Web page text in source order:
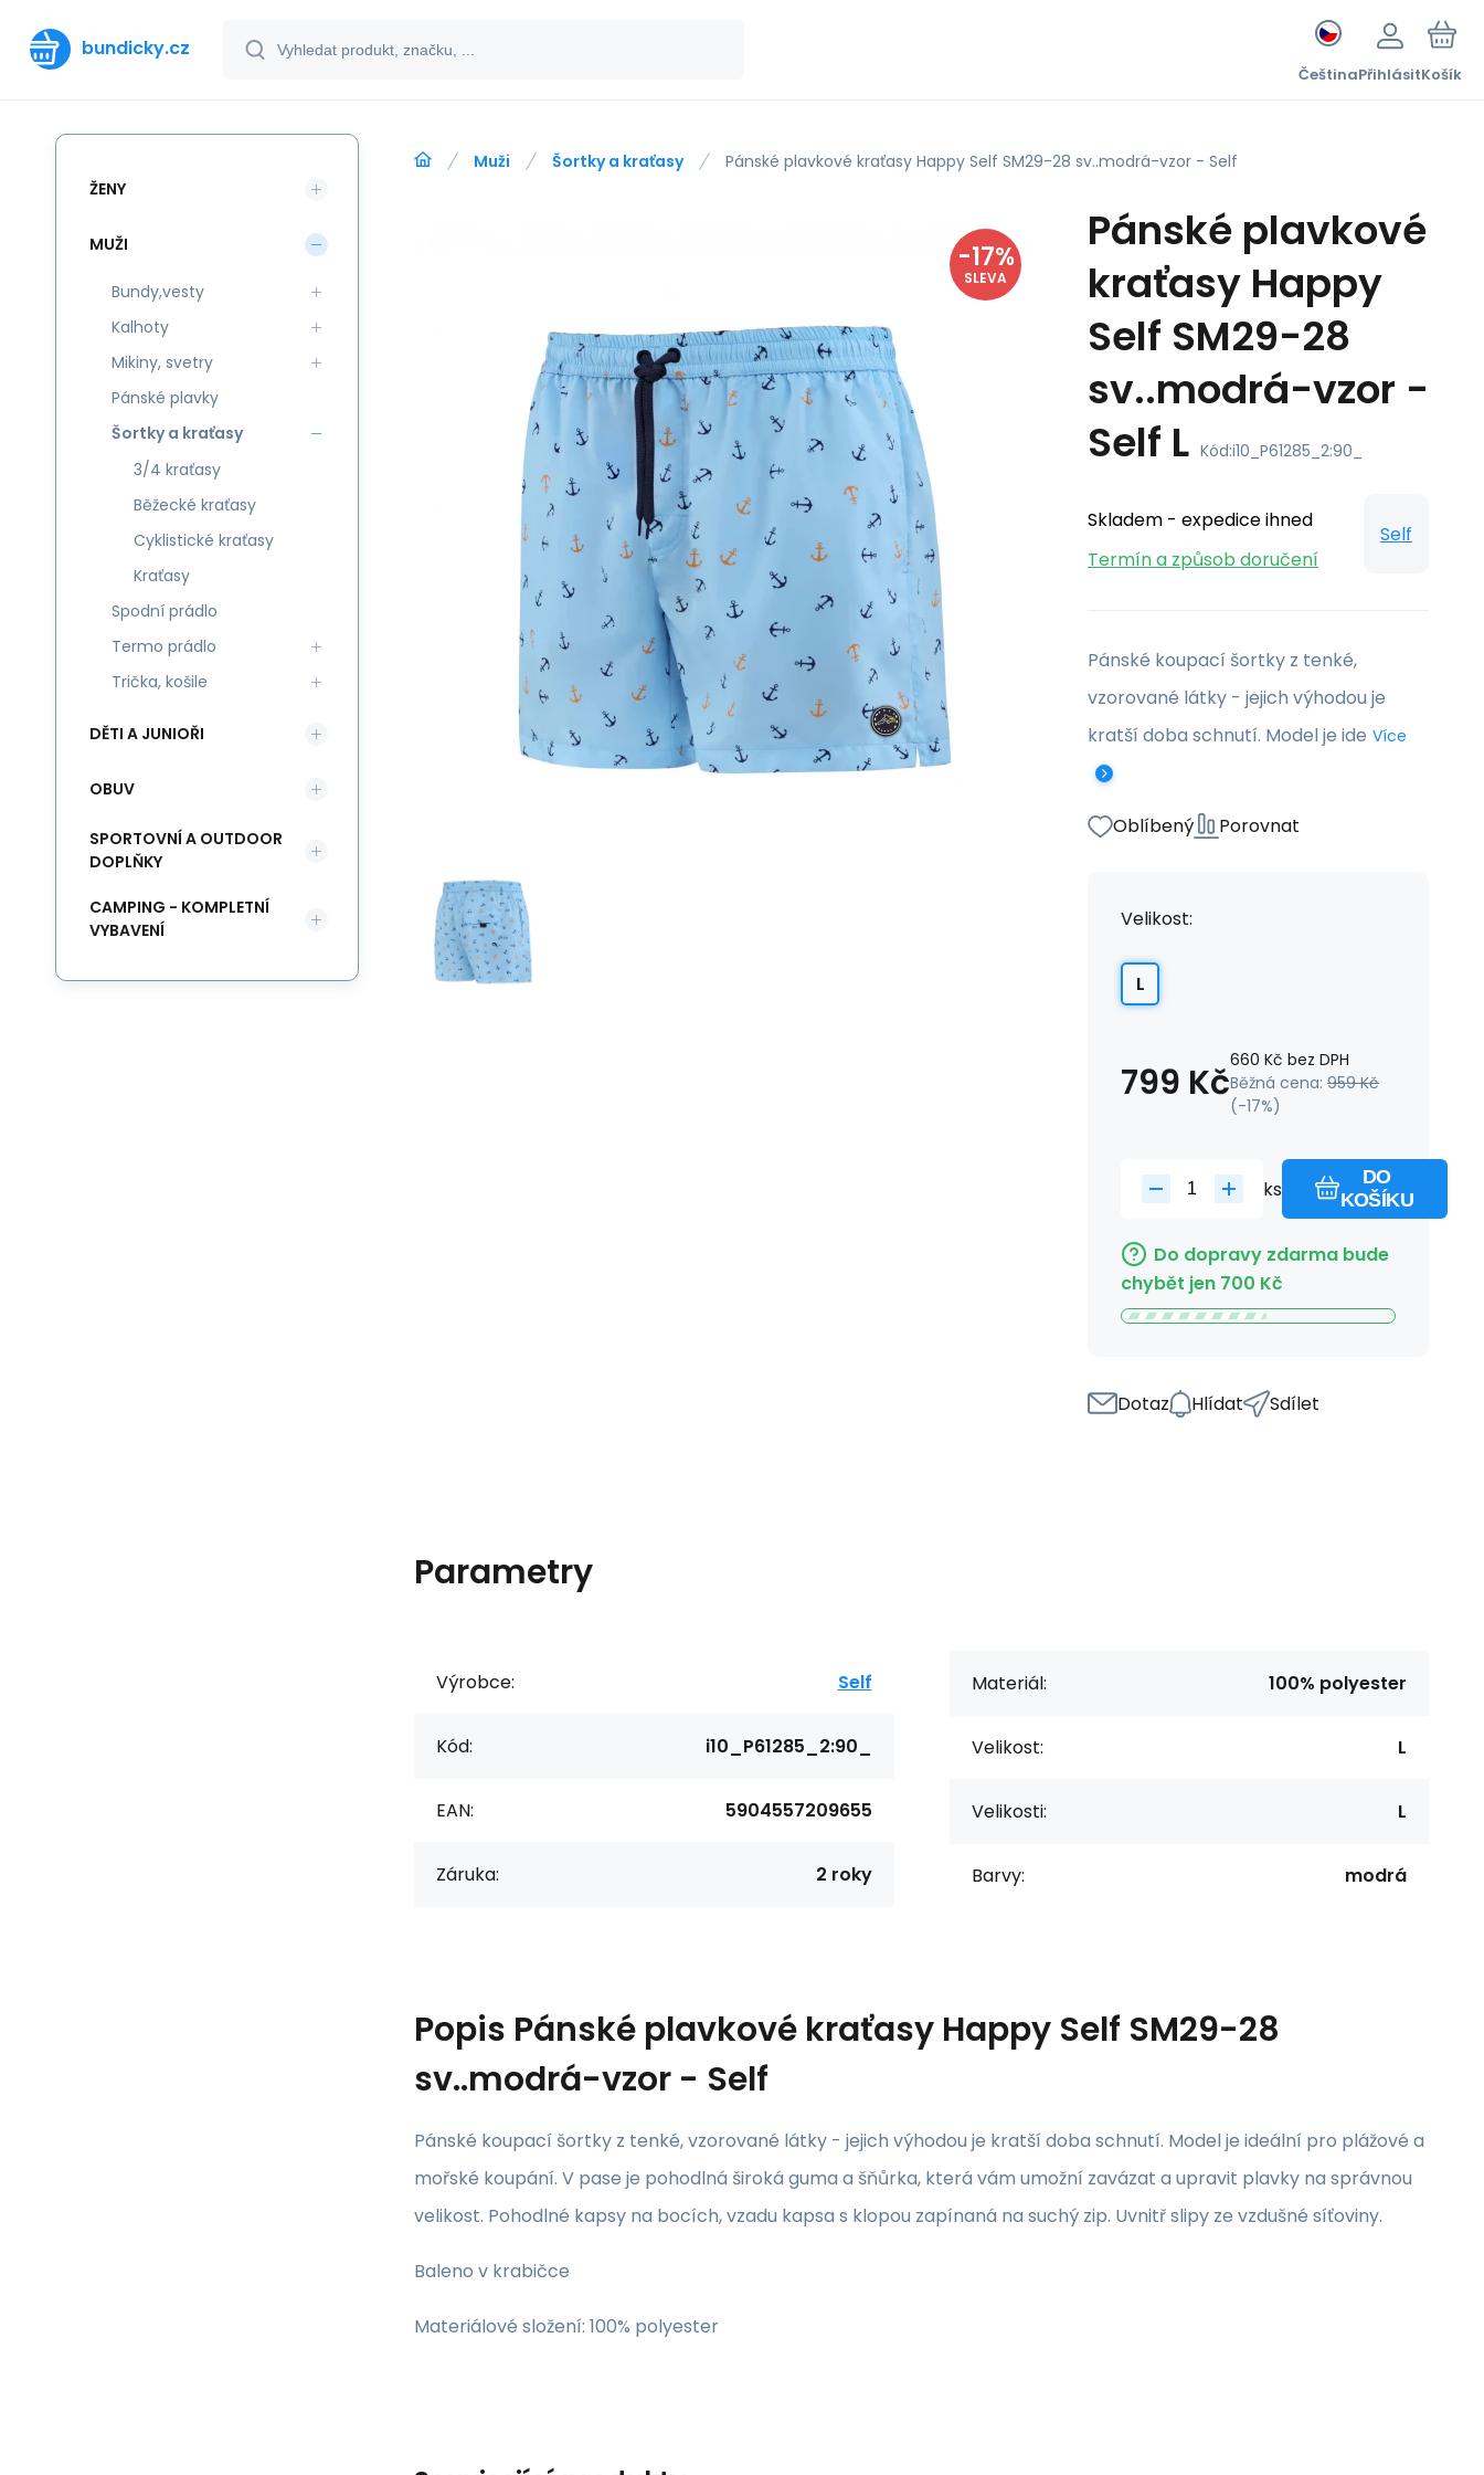
bundicky.cz
ČeštinaPřihlásitKošík
Muži Šortky a kraťasy Pánské plavkové kraťasy Happy Self SM29-28 sv..modrá-vzor - Self
-17%
SLEVA
Pánské plavkové
kraťasy Happy
Self SM29-28
sv..modrá-vzor -
Self L Kód:i10_P61285_2:90_
Skladem - expedice ihned
Termín a způsob doručení
Self
Pánské koupací šortky z tenké,
vzorované látky - jejich výhodou je
kratší doba schnutí. Model je ide Více
Oblíbený Porovnat
Velikost:
L
799 Kč660 Kč bez DPH
Běžná cena: 959 Kč
(-17%)
ks
DO
KOŠÍKU
Do dopravy zdarma bude
chybět jen 700 Kč
Dotaz Hlídat Sdílet
Parametry
Výrobce: Self
Kód: i10_P61285_2:90_
EAN: 5904557209655
Záruka: 2 roky
Materiál: 100% polyester
Velikost: L
Velikosti: L
Barvy: modrá
Popis Pánské plavkové kraťasy Happy Self SM29-28
sv..modrá-vzor - Self
Pánské koupací šortky z tenké, vzorované látky - jejich výhodou je kratší doba schnutí. Model je ideální pro plážové a
mořské koupání. V pase je pohodlná široká guma a šňůrka, která vám umožní zavázat a upravit plavky na správnou
velikost. Pohodlné kapsy na bocích, vzadu kapsa s klopou zapínaná na suchý zip. Uvnitř slipy ze vzdušné síťoviny.
Baleno v krabičce
Materiálové složení: 100% polyester
ŽENY
MUŽI
Bundy,vesty
Kalhoty
Mikiny, svetry
Pánské plavky
Šortky a kraťasy
3/4 kraťasy
Běžecké kraťasy
Cyklistické kraťasy
Kraťasy
Spodní prádlo
Termo prádlo
Trička, košile
DĚTI A JUNIOŘI
OBUV
SPORTOVNÍ A OUTDOOR
DOPLŇKY
CAMPING - KOMPLETNÍ
VYBAVENÍ